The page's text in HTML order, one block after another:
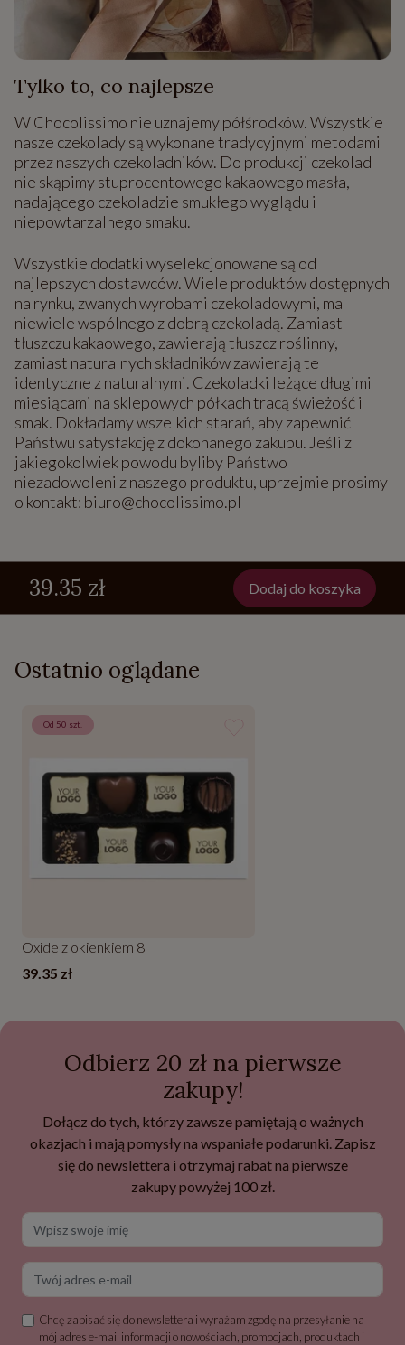
Tylko to, co najlepsze
W Chocolissimo nie uznajemy półśrodków. Wszystkie
nasze czekolady są wykonane tradycyjnymi metodami
przez naszych czekoladników. Do produkcji czekolad
nie skąpimy stuprocentowego kakaowego masła,
nadającego czekoladzie smukłego wyglądu i
niepowtarzalnego smaku.
Wszystkie dodatki wyselekcjonowane są od
najlepszych dostawców. Wiele produktów dostępnych
na rynku, zwanych wyrobami czekoladowymi, ma
niewiele wspólnego z dobrą czekoladą. Zamiast
tłuszczu kakaowego, zawierają tłuszcz roślinny,
zamiast naturalnych składników zawierają te
identyczne z naturalnymi. Czekoladki leżące długimi
miesiącami na sklepowych półkach tracą świeżość i
smak. Dokładamy wszelkich starań, aby zapewnić
Państwu satysfakcję z dokonanego zakupu. Jeśli z
jakiegokolwiek powodu byliby Państwo
niezadowoleni z naszego produktu, uprzejmie prosimy
o kontakt: biuro@chocolissimo.pl
39.35 zł Dodaj do koszyka
Ostatnio oglądane
Od 50 szt.
Oxide z okienkiem 8
39.35 zł
Odbierz 20 zł na pierwsze
zakupy!
Dołącz do tych, którzy zawsze pamiętają o ważnych
okazjach i mają pomysły na wspaniałe podarunki. Zapisz
się do newslettera i otrzymaj rabat na pierwsze
zakupy powyżej 100 zł.
Chcę zapisać się do newslettera i wyrażam zgodę na przesyłanie na
mój adres e-mail informacji o nowościach, promocjach, produktach i